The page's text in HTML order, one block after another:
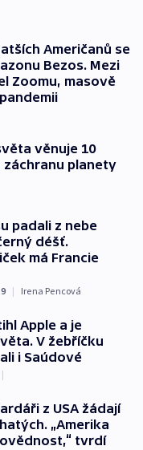
Američanů se
Bezos. Mezi
Zoomu, masově
věnuje 10
záchranu planety
padali z nebe
déšť.
má Francie
| Irena Pencová
Apple a je
V žebříčku
i Saúdové
|
z USA žádají
„Amerika
tvrdí